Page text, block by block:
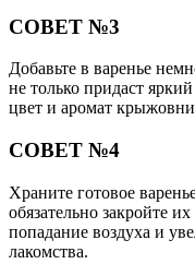
СОВЕТ №3
Добавьте в варенье
не только придаст
цвет и аромат
СОВЕТ №4
Храните готовое
обязательно закройте
попадание воздуха и
лакомства.